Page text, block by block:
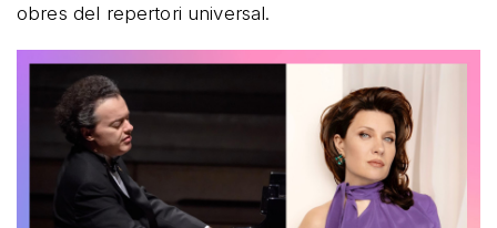
obres del repertori universal.